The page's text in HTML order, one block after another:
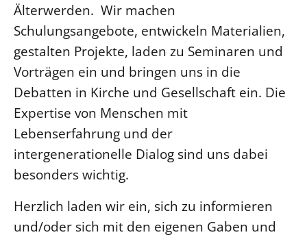
Älterwerden. Wir machen
Schulungsangebote, entwickeln Materialien,
gestalten Projekte, laden zu Seminaren und
Vorträgen ein und bringen uns in die
Debatten in Kirche und Gesellschaft ein. Die
Expertise von Menschen mit
Lebenserfahrung und der
intergenerationelle Dialog sind uns dabei
besonders wichtig.
Herzlich laden wir ein, sich zu informieren
und/oder sich mit den eigenen Gaben und